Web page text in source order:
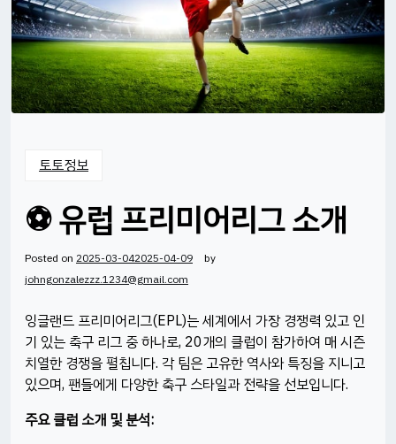
토토정보
⚽ 유럽 프리미어리그 소개
Posted on 2025-03-042025-04-09
by
johngonzalezzz.1234@gmail.com
잉글랜드 프리미어리그(EPL)는 세계에서 가장 경쟁력 있고 인
기 있는 축구 리그 중 하나로, 20개의 클럽이 참가하여 매 시즌
치열한 경쟁을 펼칩니다. 각 팀은 고유한 역사와 특징을 지니고
있으며, 팬들에게 다양한 축구 스타일과 전략을 선보입니다.​
주요 클럽 소개 및 분석: